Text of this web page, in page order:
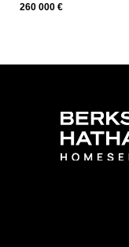
260 000 €